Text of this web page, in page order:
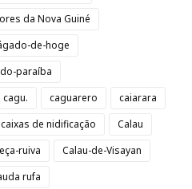
da Nova Guiné
de-hoge
paraíba
cagu. caguarero
caiarara
caixas de nidificação
Calau
ruiva
Calau-de-Visayan
rufa